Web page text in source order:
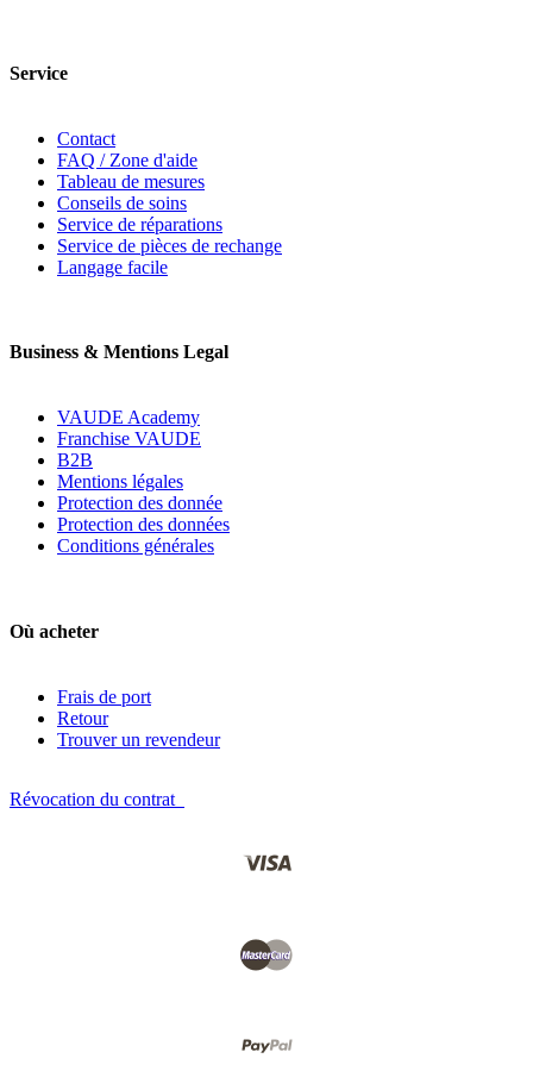
Service
Contact
FAQ / Zone d'aide
Tableau de mesures
Conseils de soins
Service de réparations
Service de pièces de rechange
Langage facile
Business & Mentions Legal
VAUDE Academy
Franchise VAUDE
B2B
Mentions légales
Protection des donnée
Protection des données
Conditions générales
Où acheter
Frais de port
Retour
Trouver un revendeur
Révocation du contrat